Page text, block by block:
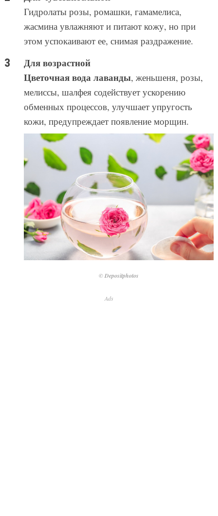
Гидролаты розы, ромашки, гамамелиса,
жасмина увлажняют и питают кожу, но при
этом успокаивают ее, снимая раздражение.
Для возрастной
Цветочная вода лаванды, женьшеня, розы,
мелиссы, шалфея содействует ускорению
обменных процессов, улучшает упругость
кожи, предупреждает появление морщин.
© Depositphotos
Ads